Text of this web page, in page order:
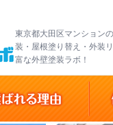
東京都大田区マンション
装・屋根塗り替え・外装
富な外壁塗装ラボ！